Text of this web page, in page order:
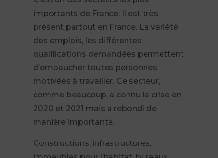
importants de France. Il est très
présent partout en France. La variété
des emplois, les différentes
qualifications demandées permettent
d’embaucher toutes personnes
motivées à travailler. Ce secteur,
comme beaucoup, a connu la crise en
2020 et 2021 mais a rebondi de
manière importante.
Constructions, infrastructures,